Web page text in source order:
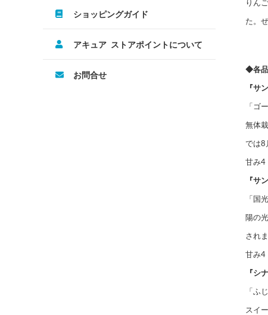
ショッピングガイド
アキュア ストアポイントについて
お問合せ
りん
た。
◆各品
『サ
「ゴ
無体
では8
甘み4
『サ
「国
陽の
されま
甘み4
『シ
「ふ
スイ